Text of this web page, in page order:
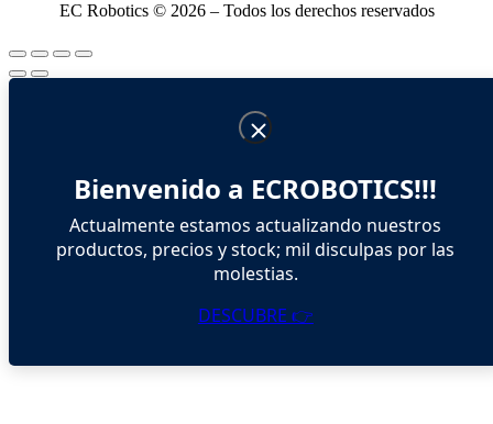
EC Robotics © 2026 – Todos los derechos reservados
Bienvenido a ECROBOTICS!!!
Actualmente estamos actualizando nuestros
productos, precios y stock; mil disculpas por las
molestias.
DESCUBRE 👉